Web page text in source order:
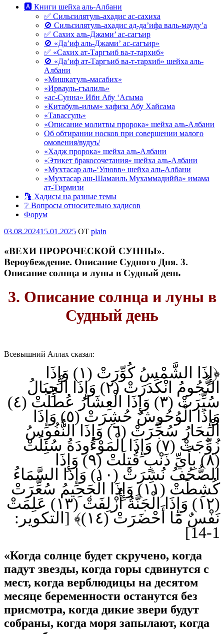
🅰 Книги шейха аль-Албани
✅ Сильсилятуль-ахадис ас-сахиха
🚫 Сильсилятуль-ахадис ад-да’ифа валь-мауду’а
✅ Сахих аль-Джами’ ас-сагъир
🚫 «Да’иф аль-Джами’ ас-сагъир»
✅ «Сахих ат-Таргъиб ва-т-тархиб»
🚫 «Да’иф ат-Таргъиб ва-т-тархиб» шейха аль-
Албани
«Мишкатуль-масабих»
«Ирвауль-гъалиль»
«ас-Сунна» Ибн Абу ‘Асыма
«Китабуль-ильм» хафиза Абу Хайсама
«Тавассуль»
«Описание молитвы пророка» шейха аль-Албани
Об обтирании носков при совершении малого
омовения/вудуъ/
«Хадж пророка» шейха аль-Албани
«Этикет бракосочетания» шейха аль-Албани
«Мухтасар аль-‘Улювв» шейха аль-Албани
«Мухтасар аш-Шамаиль Мухаммадиййа» имама
ат-Тирмизи
🔡 Хадисы на разные темы
❔ Вопросы относительно хадисов
Форум
Опубликовано
03.08.202415.01.2025 OT plain
«ВЕХИ ПРОРОЧЕСКОЙ СУННЫ».
Вероубеждение. Описание Судного Дня. 3.
Описание солнца и луны в Судный день
3. Описание солнца и луны в
Судный день
Всевышний Аллах сказал:
﴿إِذَا الشَّمْسُ كُوِّرَتْ (١) وَإِذَا
النُّجُومُ انْكَدَرَتْ (٢) وَإِذَا الْجِبَالُ
سُيِّرَتْ (٣) وَإِذَا الْعِشَارُ عُطِّلَتْ (٤)
وَإِذَا الْوُحُوشُ حُشِرَتْ (٥) وَإِذَا
الْبِحَارُ سُجِّرَتْ (٦) وَإِذَا النُّفُوسُ
زُوِّجَتْ (٧) وَإِذَا الْمَوْءُودَةُ سُئِلَتْ
(٨) بِأَيِّ ذَنْبٍ قُتِلَتْ (٩) وَإِذَا
الصُّحُفُ نُشِرَتْ (١٠) وَإِذَا السَّمَاءُ
كُشِطَتْ (١١) وَإِذَا الْجَحِيمُ سُعِّرَتْ
(١٢) وَإِذَا الْجَنَّةُ أُزْلِفَتْ (١٣) عَلِمَتْ
نَفْسٌ مَا أَحْضَرَتْ (١٤)﴾ [التكوير:
1-14]
«Когда солнце будет скручено, когда
падут звезды, когда горы сдвинутся с
мест, когда верблюдицы на десятом
месяце беременности останутся без
присмотра, когда дикие звери будут
собраны, когда моря запылают, когда